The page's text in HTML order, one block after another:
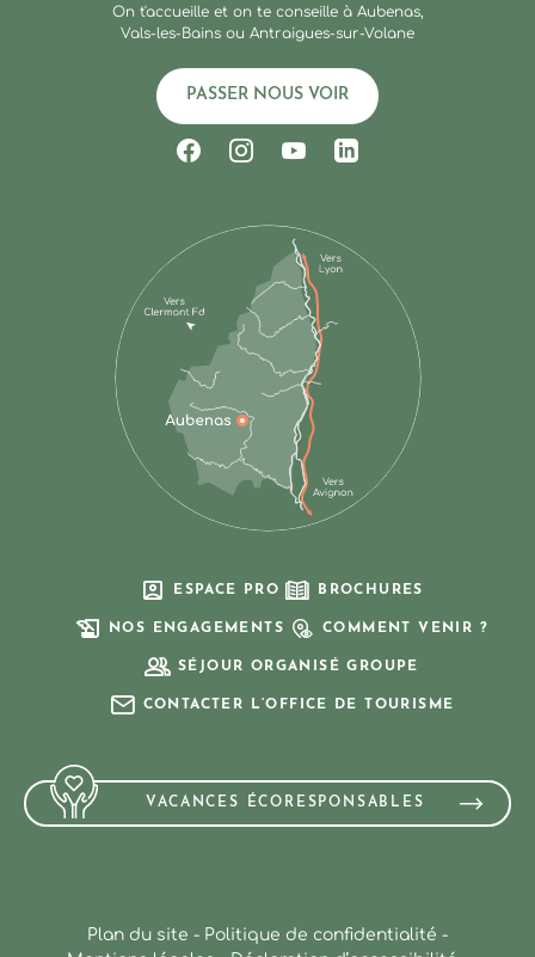
On t'accueille et on te conseille à Aubenas,
Vals-les-Bains ou Antraigues-sur-Volane
PASSER NOUS VOIR
Suivez-nous sur Facebook
Suivez-nous sur Instagram
Suivez-nous sur
Suivez-nous sur
ESPACE PRO BROCHURES
NOS ENGAGEMENTS COMMENT VENIR ?
SÉJOUR ORGANISÉ GROUPE
CONTACTER L’OFFICE DE TOURISME
VACANCES ÉCORESPONSABLES
Plan du site - Politique de confidentialité -